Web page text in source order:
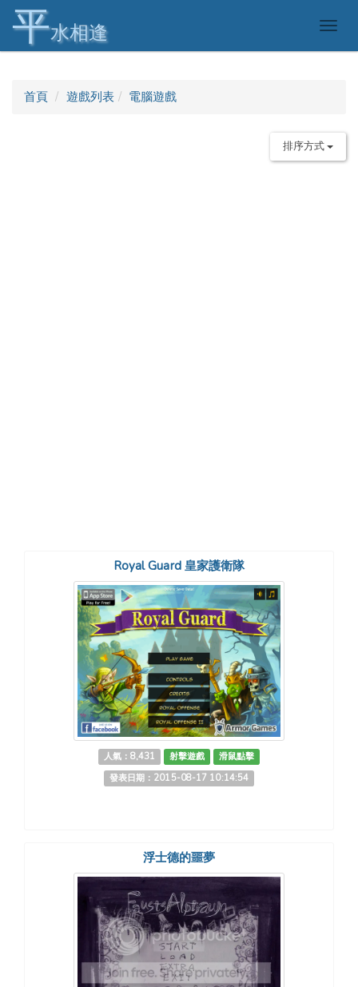
平水相逢
首頁 遊戲列表 電腦遊戲
排序方式
Royal Guard 皇家護衛隊
人氣：8,431 射擊遊戲
滑鼠點擊
發表日期：2015-08-17 10:14:54
浮士德的噩夢